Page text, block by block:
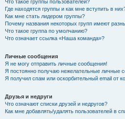
Что такое группы пользователей?
Где находятся группы и как мне вступить в
Как мне стать лидером группы?
Почему названия некоторых групп имеют
Что такое группа по умолчанию?
Что означает ссылка «Наша команда»?
Личные сообщения
Я не могу отправить личные сообщения!
Я постоянно получаю нежелательные личные
Я получил спам или оскорбительный email от
Друзья и недруги
Что означают списки друзей и недругов?
Как мне добавлять/удалять пользователей в